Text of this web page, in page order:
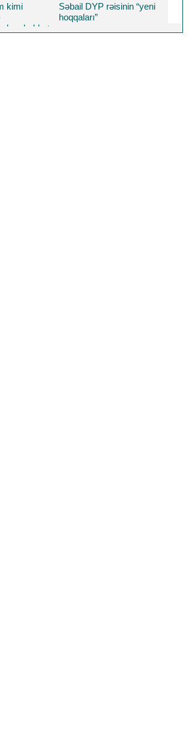
“yeni
Təhsil Nazirliyinin TENDER
HOQQABAZLIĞI...